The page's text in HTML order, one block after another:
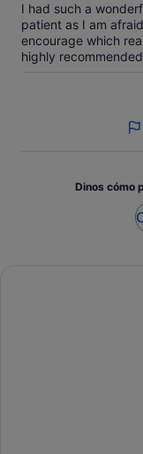
I had such a
patient as I am
encourage which
highly recommended
Dinos cómo